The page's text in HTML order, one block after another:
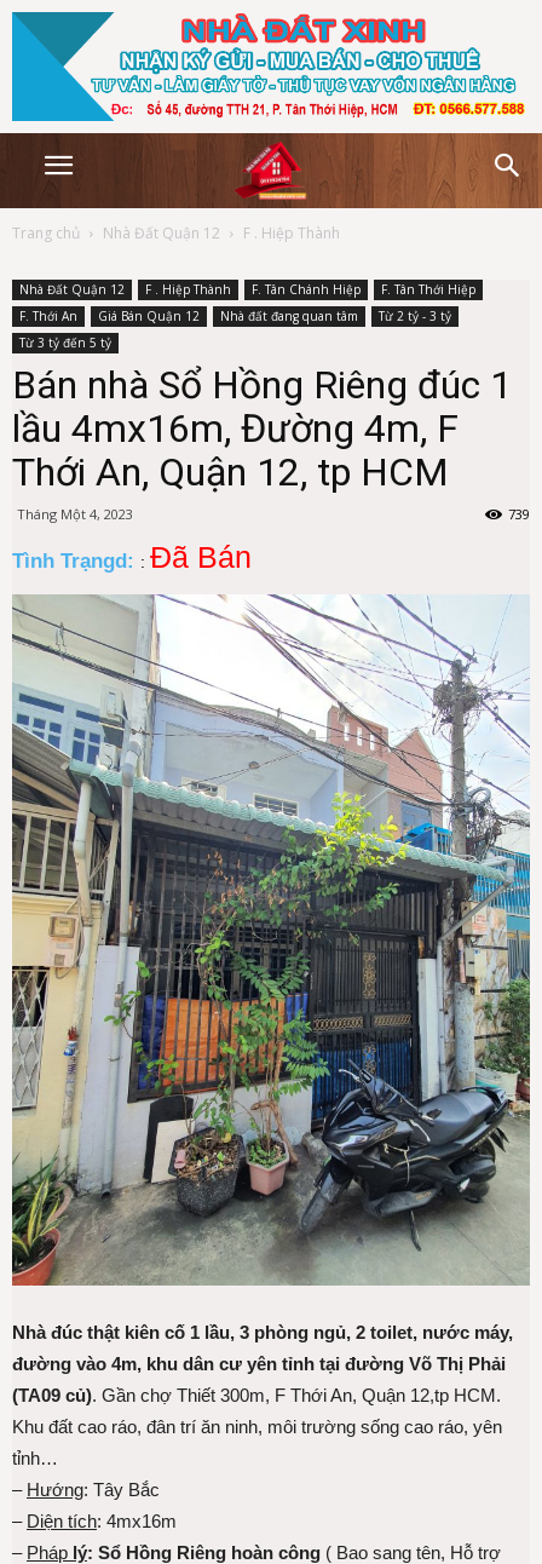
Trang chủ Nhà Đất Quận 12 F . Hiệp Thành
Nhà Đất Quận 12 F . Hiệp Thành F. Tân Chánh Hiệp
F. Tân Thới Hiệp
F. Thới An
Giá Bán Quận 12 Nhà đất đang quan tâm
Từ 2 tỷ - 3 tỷ
Từ 3 tỷ đến 5 tỷ
Bán nhà Sổ Hồng Riêng đúc 1
lầu 4mx16m, Đường 4m, F
Thới An, Quận 12, tp HCM
Tháng Một 4, 2023 739
Tình Trạngd: : Đã Bán
Nhà đúc thật kiên cố 1 lầu, 3 phòng ngủ, 2 toilet, nước máy,
đường vào 4m, khu dân cư yên tỉnh tại đường Võ Thị Phải
(TA09 củ). Gần chợ Thiết 300m, F Thới An, Quận 12,tp HCM.
Khu đất cao ráo, đân trí ăn ninh, môi trường sống cao ráo, yên
tỉnh…
– Hướng: Tây Bắc
– Diện tích: 4mx16m
– Pháp lý: Sổ Hồng Riêng hoàn công ( Bao sang tên, Hỗ trợ